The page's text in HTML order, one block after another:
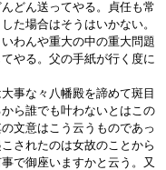
どん送ってやる。貞任も常
た場合はそうはいかない。
わんや重大の中の重大問題
やる。父の手紙が行く度に
事な々八幡殿を諦めて斑目
ら誰でも叶わないとはこの
文意はこう云うものであっ
されたのは女故のことから
で御座いますかと云う。又